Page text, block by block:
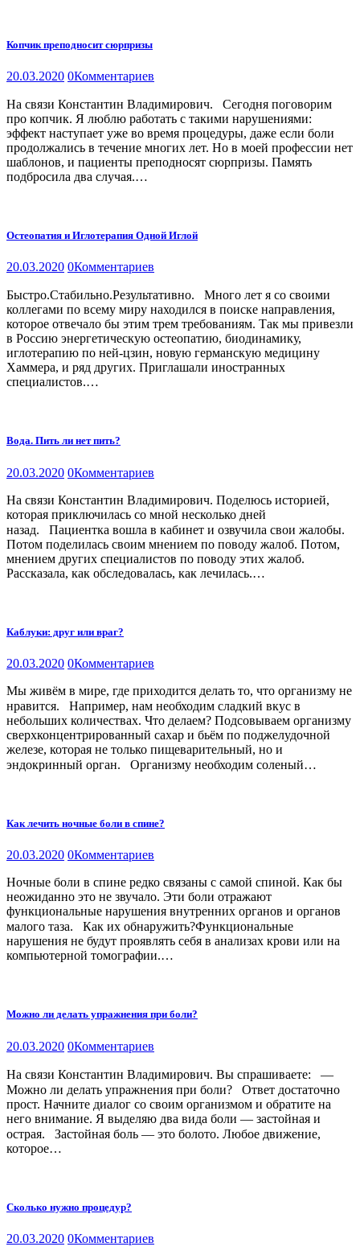
Копчик преподносит сюрпризы
20.03.2020 0Комментариев
На связи Константин Владимирович.⠀Сегодня поговорим
про копчик. Я люблю работать с такими нарушениями:
эффект наступает уже во время процедуры, даже если боли
продолжались в течение многих лет. Но в моей профессии нет
шаблонов, и пациенты преподносят сюрпризы. Память
подбросила два случая.…
Остеопатия и Иглотерапия Одной Иглой
20.03.2020 0Комментариев
Быстро.Стабильно.Результативно.⠀Много лет я со своими
коллегами по всему миру находился в поиске направления,
которое отвечало бы этим трем требованиям. Так мы привезли
в Россию энергетическую остеопатию, биодинамику,
иглотерапию по ней-цзин, новую германскую медицину
Хаммера, и ряд других. Приглашали иностранных
специалистов.…
Вода. Пить ли нет пить?
20.03.2020 0Комментариев
На связи Константин Владимирович. Поделюсь историей,
которая приключилась со мной несколько дней
назад.⠀Пациентка вошла в кабинет и озвучила свои жалобы.
Потом поделилась своим мнением по поводу жалоб. Потом,
мнением других специалистов по поводу этих жалоб.
Рассказала, как обследовалась, как лечилась.…
Каблуки: друг или враг?
20.03.2020 0Комментариев
Мы живём в мире, где приходится делать то, что организму не
нравится.⠀Например, нам необходим сладкий вкус в
небольших количествах. Что делаем? Подсовываем организму
сверхконцентрированный сахар и бьём по поджелудочной
железе, которая не только пищеварительный, но и
эндокринный орган.⠀Организму необходим соленый…
Как лечить ночные боли в спине?
20.03.2020 0Комментариев
Ночные боли в спине редко связаны с самой спиной. Как бы
неожиданно это не звучало. Эти боли отражают
функциональные нарушения внутренних органов и органов
малого таза.⠀Как их обнаружить?Функциональные
нарушения не будут проявлять себя в анализах крови или на
компьютерной томографии.…
Можно ли делать упражнения при боли?
20.03.2020 0Комментариев
На связи Константин Владимирович. Вы спрашиваете:⠀—
Можно ли делать упражнения при боли?⠀Ответ достаточно
прост. Начните диалог со своим организмом и обратите на
него внимание. Я выделяю два вида боли — застойная и
острая.⠀Застойная боль — это болото. Любое движение,
которое…
Сколько нужно процедур?
20.03.2020 0Комментариев